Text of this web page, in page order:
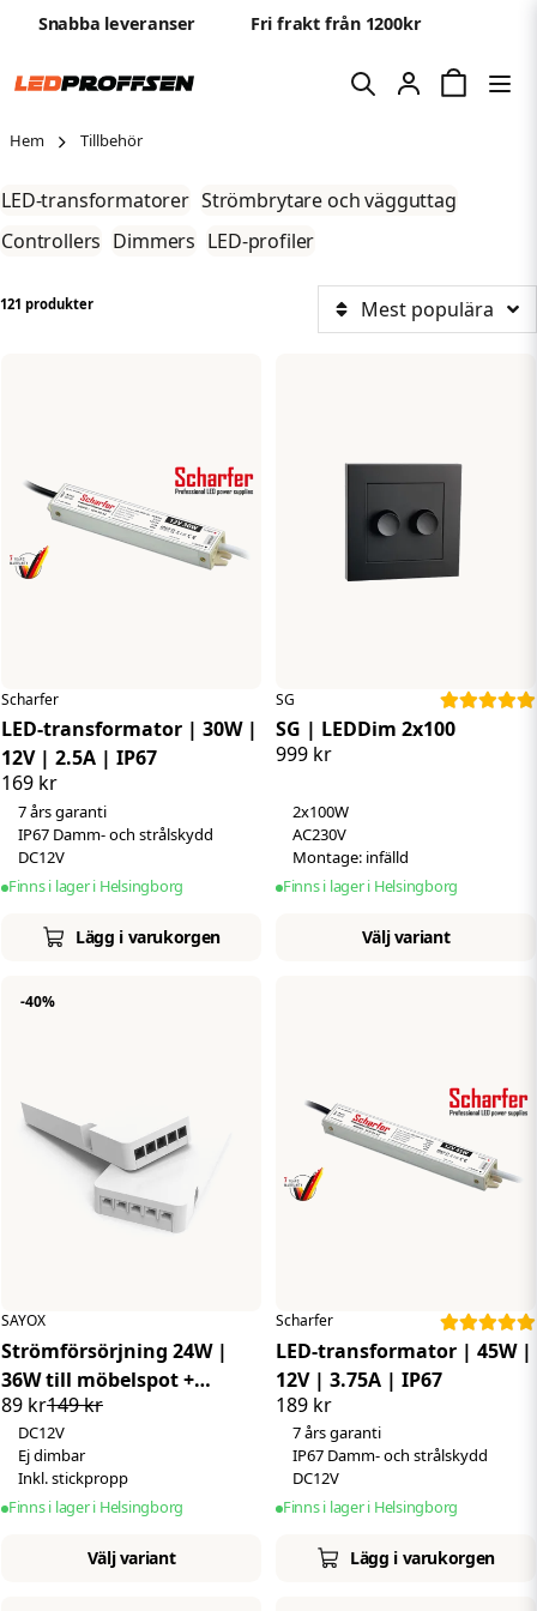
Snabba leveranser Fri frakt från 1200kr
Hem Tillbehör
LED-transformatorer Strömbrytare och vägguttag
Controllers Dimmers LED-profiler
121 produkter Mest populära
Scharfer
LED-transformator | 30W |
12V | 2.5A | IP67
169 kr
7 års garanti
IP67 Damm- och strålskydd
DC12V
Finns i lager i Helsingborg
Lägg i varukorgen
SG
SG | LEDDim 2x100
999 kr
2x100W
AC230V
Montage: infälld
Finns i lager i Helsingborg
Välj variant
SAYOX
Strömförsörjning 24W |
36W till möbelspot +
stickpropp 1,5 meter
149 kr
89 kr
DC12V
Ej dimbar
Inkl. stickpropp
Finns i lager i Helsingborg
Välj variant
-40%
Scharfer
LED-transformator | 45W |
12V | 3.75A | IP67
189 kr
7 års garanti
IP67 Damm- och strålskydd
DC12V
Finns i lager i Helsingborg
Lägg i varukorgen